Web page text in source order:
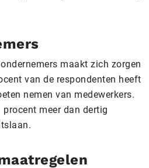
maakt zich zorgen
van de respondenten heeft
nemen van medewerkers.
meer dan dertig